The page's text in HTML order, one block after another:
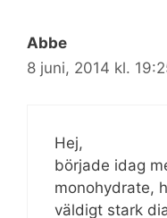
Abbe
8 juni, 2014 kl.
Hej,
började idag
monohydrate,
väldigt stark